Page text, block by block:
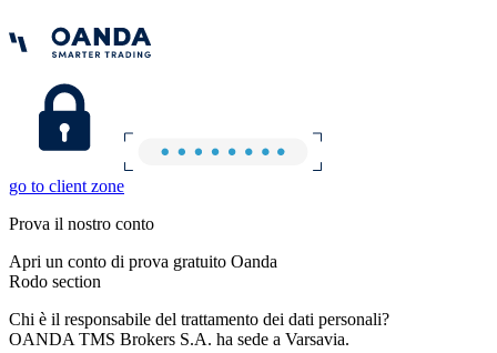
go to client zone
Prova il nostro conto
Apri un conto di prova gratuito Oanda
Rodo section
Chi è il responsabile del trattamento dei dati personali?
OANDA TMS Brokers S.A. ha sede a Varsavia.